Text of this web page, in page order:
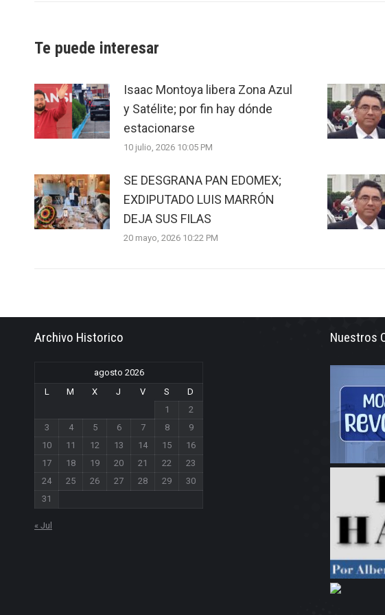
Te puede interesar
Isaac Montoya libera Zona Azul
y Satélite; por fin hay dónde
estacionarse
10 julio, 2026 10:05 PM
SE DESGRANA PAN EDOMEX;
EXDIPUTADO LUIS MARRÓN
DEJA SUS FILAS
20 mayo, 2026 10:22 PM
Archivo Historico
agosto 2026
L
M X J V S
D
1
2
3
4 5 6 7 8
9
10
11 12 13 14 15
16
17
18 19 20 21 22
23
24
25 26 27 28 29
30
31
« Jul
Nuestros